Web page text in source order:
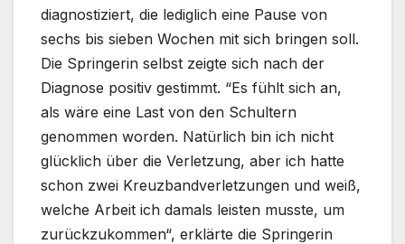
diagnostiziert, die lediglich eine Pause von
sechs bis sieben Wochen mit sich bringen soll.
Die Springerin selbst zeigte sich nach der
Diagnose positiv gestimmt. “Es fühlt sich an,
als wäre eine Last von den Schultern
genommen worden. Natürlich bin ich nicht
glücklich über die Verletzung, aber ich hatte
schon zwei Kreuzbandverletzungen und weiß,
welche Arbeit ich damals leisten musste, um
zurückzukommen“, erklärte die Springerin